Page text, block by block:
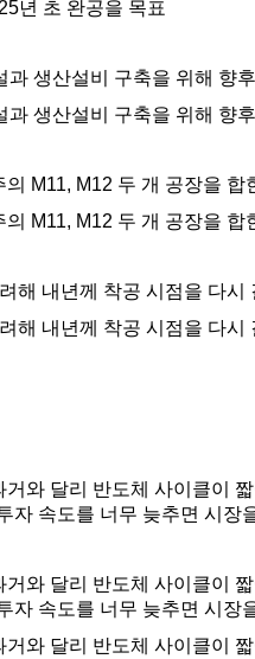
년 초 완공을 목표
생산설비 구축을 위해 향
생산설비 구축을 위해 향
M11, M12 두 개 공장을 합
M11, M12 두 개 공장을 합
해 내년께 착공 시점을 다시
해 내년께 착공 시점을 다시
와 달리 반도체 사이클이
자 속도를 너무 늦추면 시장
와 달리 반도체 사이클이
자 속도를 너무 늦추면 시장
와 달리 반도체 사이클이